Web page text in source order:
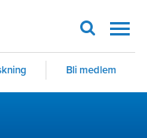
Bli medlem